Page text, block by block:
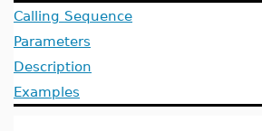
Calling Sequence
Parameters
Description
Examples